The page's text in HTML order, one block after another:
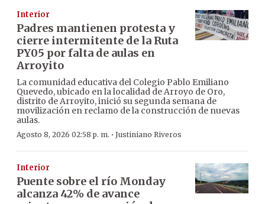
Interior
Padres mantienen protesta y
cierre intermitente de la Ruta
PY05 por falta de aulas en
Arroyito
La comunidad educativa del Colegio Pablo Emiliano
Quevedo, ubicado en la localidad de Arroyo de Oro,
distrito de Arroyito, inició su segunda semana de
movilización en reclamo de la construcción de nuevas
aulas.
Agosto 8, 2026 02:58 p. m. · Justiniano Riveros
Interior
Puente sobre el río Monday
alcanza 42% de avance